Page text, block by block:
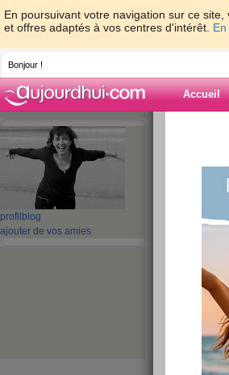
En poursuivant votre navigation sur ce
et offres adaptés à vos centres d'intérêt.
Bonjour !
Accueil
profil blog
ajouter de vos amies
‹ Préc.
publié le 12/